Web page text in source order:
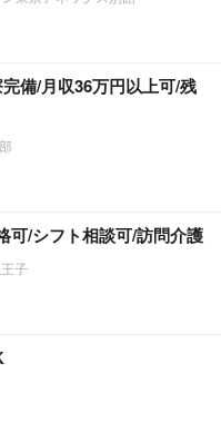
備/月収36万円以上可/残
可/シフト相談可/訪問介護
子